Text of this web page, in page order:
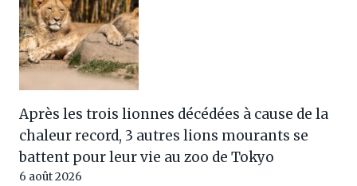
Après les trois lionnes décédées à cause de la
chaleur record, 3 autres lions mourants se
battent pour leur vie au zoo de Tokyo
6 août 2026